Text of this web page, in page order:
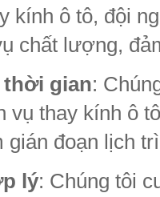
kính ô tô, đội
chất lượng,
thời gian:
vụ thay kính ô
gián đoạn lịch
lý: Chúng tôi